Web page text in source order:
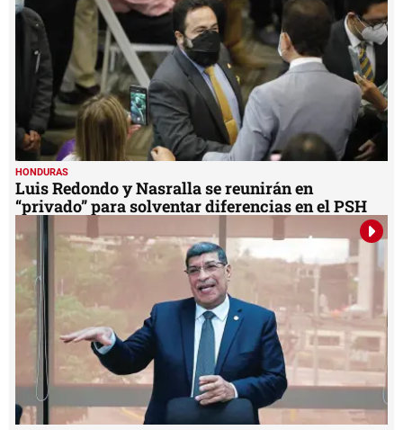
HONDURAS
Luis Redondo y Nasralla se reunirán en
“privado” para solventar diferencias en el PSH